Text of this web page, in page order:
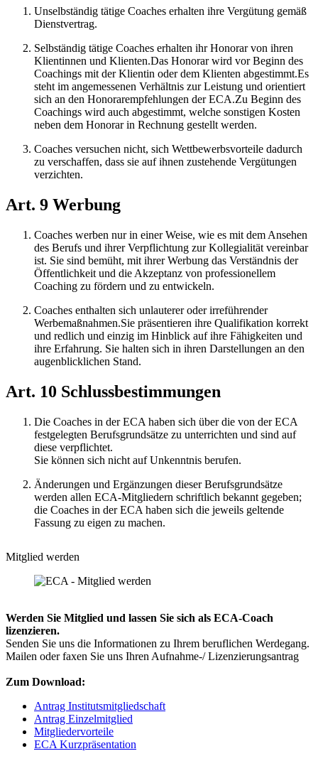
Unselbständig tätige Coaches erhalten ihre Vergütung gemäß
Dienstvertrag.
Selbständig tätige Coaches erhalten ihr Honorar von ihren
Klientinnen und Klienten.Das Honorar wird vor Beginn des
Coachings mit der Klientin oder dem Klienten abgestimmt.Es
steht im angemessenen Verhältnis zur Leistung und orientiert
sich an den Honorarempfehlungen der ECA.Zu Beginn des
Coachings wird auch abgestimmt, welche sonstigen Kosten
neben dem Honorar in Rechnung gestellt werden.
Coaches versuchen nicht, sich Wettbewerbsvorteile dadurch
zu verschaffen, dass sie auf ihnen zustehende Vergütungen
verzichten.
Art. 9 Werbung
Coaches werben nur in einer Weise, wie es mit dem Ansehen
des Berufs und ihrer Verpflichtung zur Kollegialität vereinbar
ist. Sie sind bemüht, mit ihrer Werbung das Verständnis der
Öffentlichkeit und die Akzeptanz von professionellem
Coaching zu fördern und zu entwickeln.
Coaches enthalten sich unlauterer oder irreführender
Werbemaßnahmen.Sie präsentieren ihre Qualifikation korrekt
und redlich und einzig im Hinblick auf ihre Fähigkeiten und
ihre Erfahrung. Sie halten sich in ihren Darstellungen an den
augenblicklichen Stand.
Art. 10 Schlussbestimmungen
Die Coaches in der ECA haben sich über die von der ECA
festgelegten Berufsgrundsätze zu unterrichten und sind auf
diese verpflichtet.
Sie können sich nicht auf Unkenntnis berufen.
Änderungen und Ergänzungen dieser Berufsgrundsätze
werden allen ECA-Mitgliedern schriftlich bekannt gegeben;
die Coaches in der ECA haben sich die jeweils geltende
Fassung zu eigen zu machen.
Mitglied werden
Werden Sie Mitglied und lassen Sie sich als ECA-Coach
lizenzieren.
Senden Sie uns die Informationen zu Ihrem beruflichen Werdegang.
Mailen oder faxen Sie uns Ihren Aufnahme-/ Lizenzierungsantrag
Zum Download:
Antrag Institutsmitgliedschaft
Antrag Einzelmitglied
Mitgliedervorteile
ECA Kurzpräsentation